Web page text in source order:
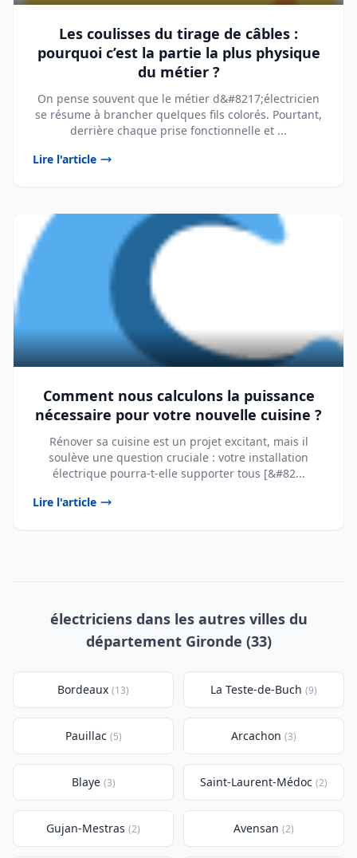
Les coulisses du tirage de câbles :
pourquoi c’est la partie la plus physique
du métier ?
On pense souvent que le métier d&#8217;électricien
se résume à brancher quelques fils colorés. Pourtant,
derrière chaque prise fonctionnelle et ...
Lire l'article
Comment nous calculons la puissance
nécessaire pour votre nouvelle cuisine ?
Rénover sa cuisine est un projet excitant, mais il
soulève une question cruciale : votre installation
électrique pourra-t-elle supporter tous [&#82...
Lire l'article
électriciens dans les autres villes du
département Gironde (33)
Bordeaux (13) La Teste-de-Buch (9)
Pauillac (5) Arcachon (3)
Blaye (3) Saint-Laurent-Médoc (2)
Gujan-Mestras (2) Avensan (2)